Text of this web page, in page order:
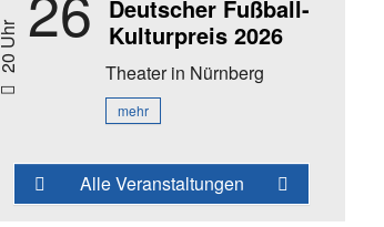
20 Uhr
Deutscher Fußball-
Kulturpreis 2026
Theaterin Nürnberg
mehr
Alle Veranstaltungen